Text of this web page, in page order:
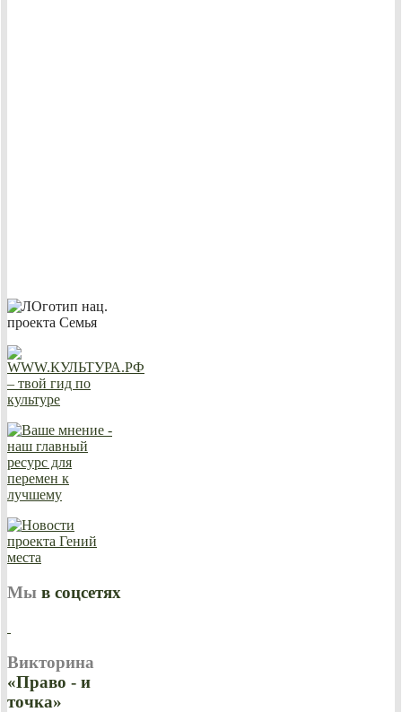
Мы в соцсетях
Викторина
«Право - и
точка»